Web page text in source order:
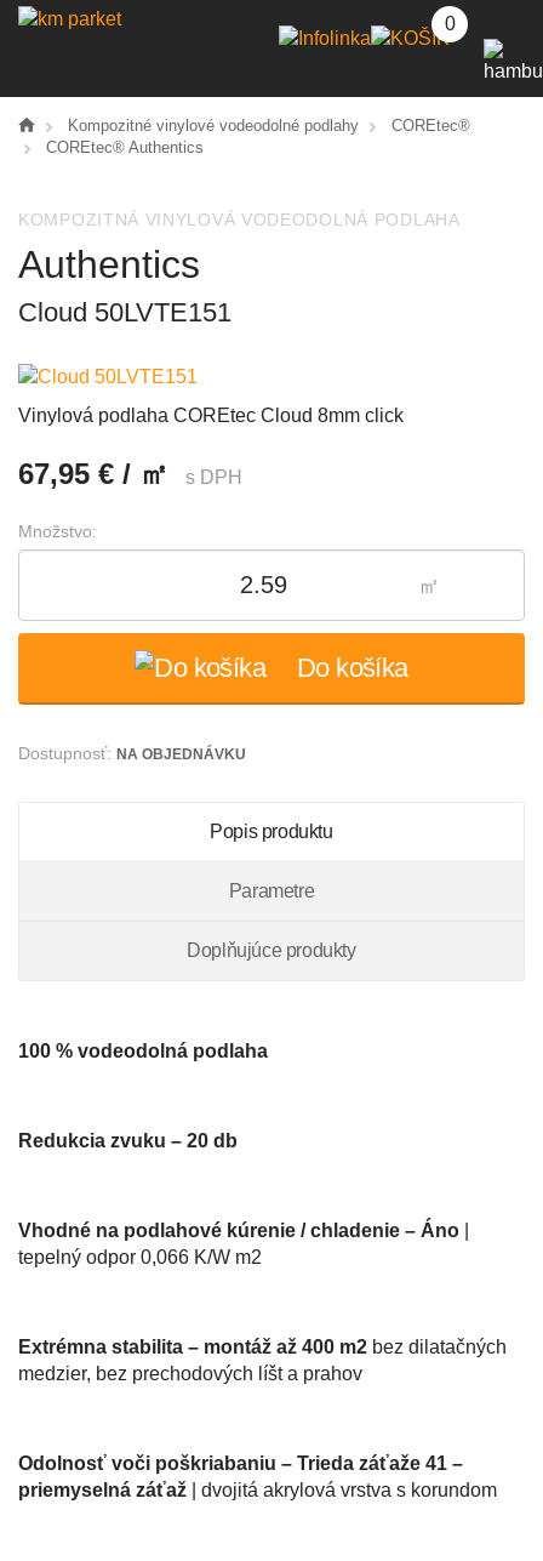
Kompozitné vinylové vodeodolné podlahy
COREtec®
COREtec® Authentics
KOMPOZITNÁ VINYLOVÁ VODEODOLNÁ PODLAHA
Authentics
Cloud 50LVTE151
Vinylová podlaha COREtec Cloud 8mm click
67,95 € / ㎡ s DPH
Množstvo:
㎡
Do košíka
Dostupnosť: NA OBJEDNÁVKU
Popis produktu
Parametre
Doplňujúce produkty
100 % vodeodolná podlaha
Redukcia zvuku – 20 db
Vhodné na podlahové kúrenie / chladenie – Áno
tepelný odpor 0,066 K/W m2
Extrémna stabilita – montáž až 400 m2 bez dilatačných
medzier, bez prechodových líšt a prahov
Odolnosť voči poškriabaniu – Trieda záťaže 41 –
priemyselná záťaž | dvojitá akrylová vrstva s korundom
0